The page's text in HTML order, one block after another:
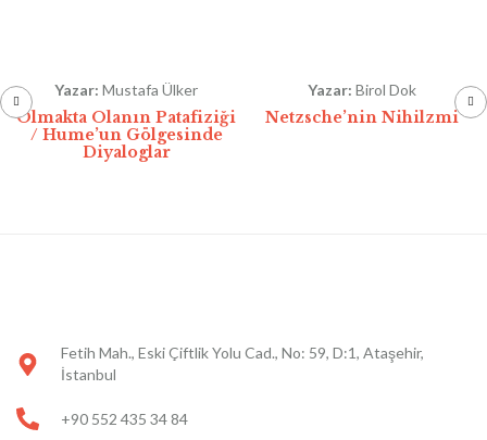
Yazar: Mustafa Ülker
Olmakta Olanın Patafiziği
/ Hume’un Gölgesinde
Diyaloglar
Yazar: Birol Dok
Netzsche’nin Nihilzmi
Fetih Mah., Eski Çiftlik Yolu Cad., No: 59, D:1, Ataşehir,
İstanbul
+90 552 435 34 84